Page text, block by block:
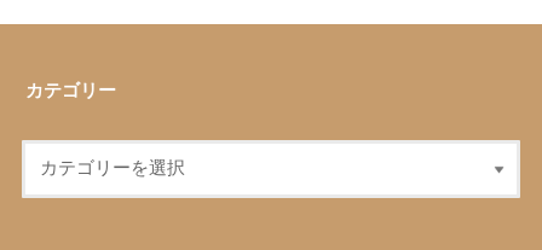
カテゴリー